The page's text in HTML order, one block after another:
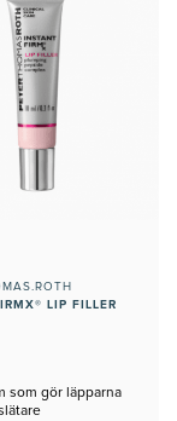
LIP FILLER
som gör läpparna